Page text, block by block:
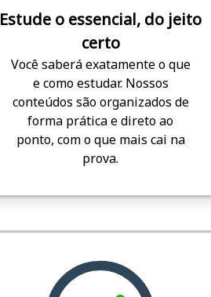
Estude o essencial, do jeito
certo
Você saberá exatamente o que
e como estudar. Nossos
conteúdos são organizados de
forma prática e direto ao
ponto, com o que mais cai na
prova.